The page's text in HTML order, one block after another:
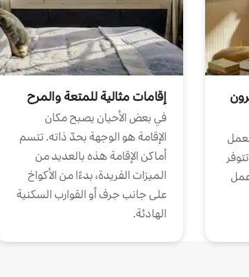
إقامات مثالية للمتعة والمرح
في بعض الأحيان يصبح مكان
الإقامة هو الوجهة بحدّ ذاته. تتسم
أماكن الإقامة هذه بالعديد من
الميزات الفريدة، بدءًا من الأكواخ
على جانب جرف أو القوارب السكنية
الهادئة.